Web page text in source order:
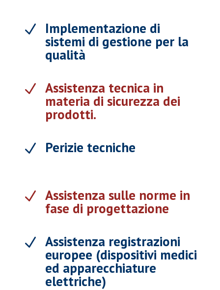
N Implementazione di
sistemi di gestione per la
qualità
N Assistenza tecnica in
materia di sicurezza dei
prodotti.
N Perizie tecniche
N Assistenza sulle norme in
fase di progettazione
N Assistenza registrazioni
europee (dispositivi medici
ed apparecchiature
elettriche)